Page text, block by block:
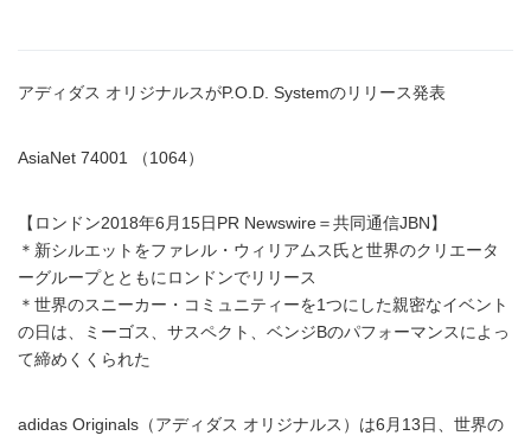
アディダス オリジナルスがP.O.D. Systemのリリース発表
AsiaNet 74001 （1064）
【ロンドン2018年6月15日PR Newswire＝共同通信JBN】
＊新シルエットをファレル・ウィリアムス氏と世界のクリエータ
ーグループとともにロンドンでリリース
＊世界のスニーカー・コミュニティーを1つにした親密なイベント
の日は、ミーゴス、サスペクト、ベンジBのパフォーマンスによっ
て締めくくられた
adidas Originals（アディダス オリジナルス）は6月13日、世界の